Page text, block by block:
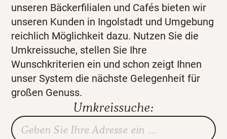
unseren Bäckerfilialen und Cafés bieten wir
unseren Kunden in Ingolstadt und Umgebung
reichlich Möglichkeit dazu. Nutzen Sie die
Umkreissuche, stellen Sie Ihre
Wunschkriterien ein und schon zeigt Ihnen
unser System die nächste Gelegenheit für
großen Genuss.
Umkreissuche: